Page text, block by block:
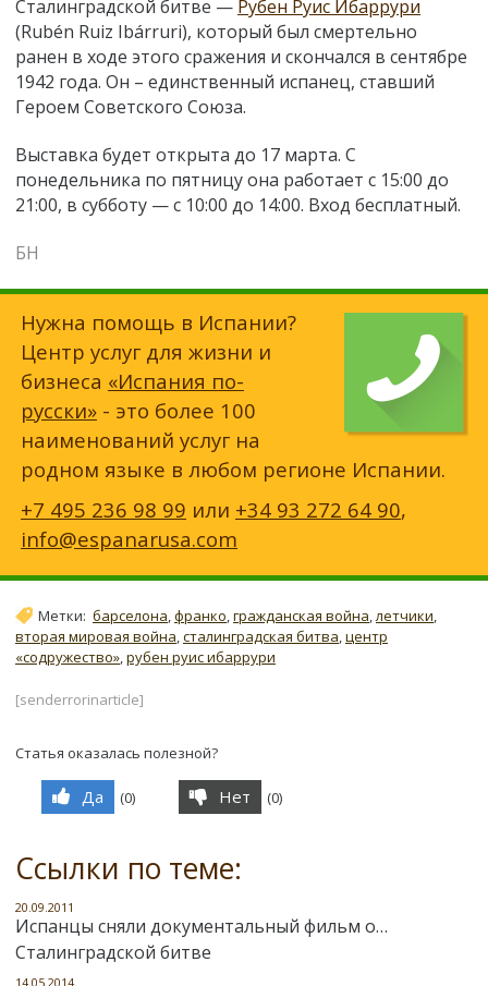
Сталинградской битве — Рубен Руис Ибаррури
(Rubén Ruiz Ibárruri), который был смертельно
ранен в ходе этого сражения и скончался в сентябре
1942 года. Он – единственный испанец, ставший
Героем Советского Союза.
Выставка будет открыта до 17 марта. С
понедельника по пятницу она работает с 15:00 до
21:00, в субботу — с 10:00 до 14:00. Вход бесплатный.
БН
Нужна помощь в Испании?
Центр услуг для жизни и
бизнеса «Испания по-
русски» - это более 100
наименований услуг на
родном языке в любом регионе Испании.
+7 495 236 98 99 или +34 93 272 64 90,
info@espanarusa.com
Метки: барселона франко гражданская война летчики
вторая мировая война,сталинградская битва,центр
«содружество»,рубен руис ибаррури
[senderrorinarticle]
Статья оказалась полезной?
Да (0) Нет (0)
Ссылки по теме:
20.09.2011
Испанцы сняли документальный фильм о…
Сталинградской битве
14.05.2014